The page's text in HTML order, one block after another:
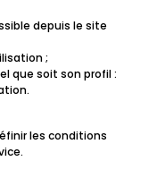
depuis le site
;
que soit son profil :
les conditions